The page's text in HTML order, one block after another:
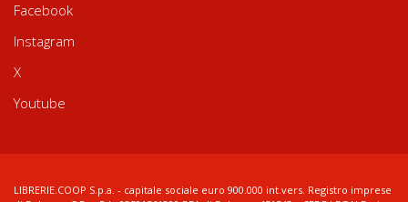
Facebook
Instagram
X
Youtube
LIBRERIE.COOP S.p.a. - capitale sociale euro 900.000 int.vers. Registro imprese